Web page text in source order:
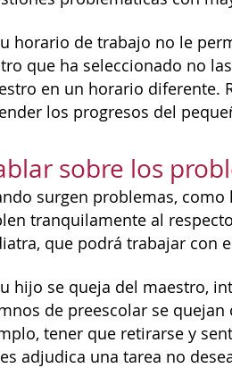
horario de trabajo no le
que ha seleccionado no
en un horario diferente.
los progresos del
sobre los
surgen problemas,
tranquilamente al
que podrá trabajar con
hijo se queja del maestro,
de preescolar se
tener que retirarse y
adjudica una tarea no